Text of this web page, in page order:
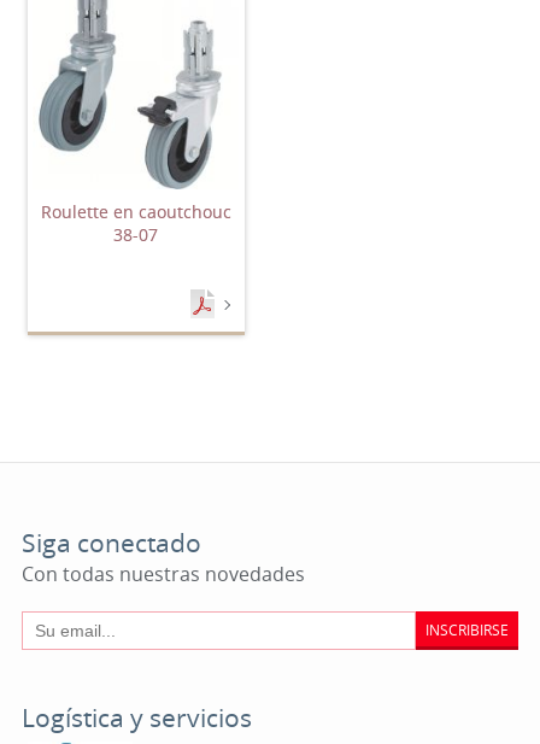
Roulette en caoutchouc
38-07
Siga conectado
Con todas nuestras novedades
INSCRIBIRSE
Logística y servicios